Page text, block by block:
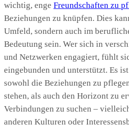
wichtig, enge Freundschaften zu
Beziehungen zu knüpfen. Dies
Umfeld, sondern auch im
Bedeutung sein. Wer sich in
und Netzwerken engagiert, fühlt
eingebunden und unterstützt. Es
sowohl die Beziehungen zu
stehen, als auch den Horizont zu
Verbindungen zu suchen –
anderen Kulturen oder